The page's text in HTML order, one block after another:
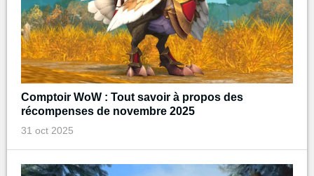
Comptoir WoW : Tout savoir à propos des
récompenses de novembre 2025
31 oct 2025